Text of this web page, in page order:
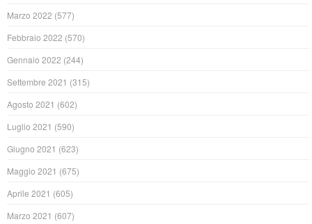
Marzo 2022 (577)
Febbraio 2022 (570)
Gennaio 2022 (244)
Settembre 2021 (315)
Agosto 2021 (602)
Luglio 2021 (590)
Giugno 2021 (623)
Maggio 2021 (675)
Aprile 2021 (605)
Marzo 2021 (607)